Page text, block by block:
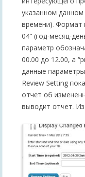
указанном
времени). Формат
04” (год-месяц-
параметр
00.00 до 12.00, а
данные
Review Setting
отчет об
выводит отчет.